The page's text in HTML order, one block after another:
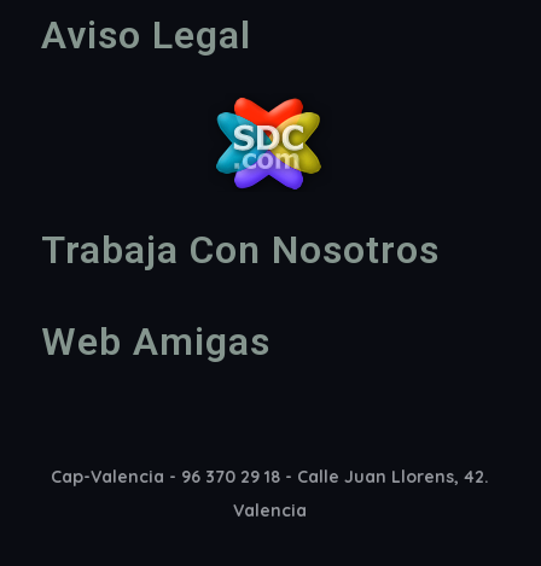
Aviso Legal
Trabaja Con Nosotros
Web Amigas
Cap-Valencia - 96 370 29 18 - Calle Juan Llorens, 42.
Valencia